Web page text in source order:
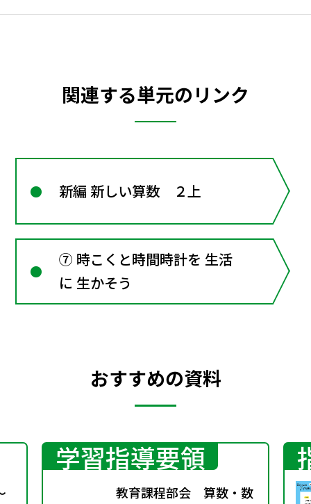
関連する単元のリンク
新編 新しい算数 ２上
⑦ 時こくと時間時計を 生活
に 生かそう
おすすめの資料
学習指導要領
教育課程部会 算数・数